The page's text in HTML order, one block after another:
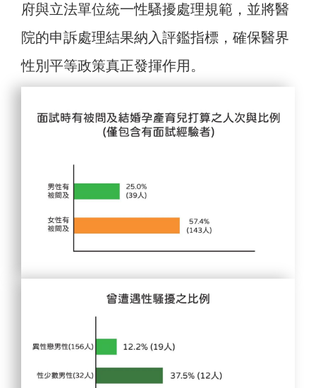
府與立法單位統一性騷擾處理規範，並將醫
院的申訴處理結果納入評鑑指標，確保醫界
性別平等政策真正發揮作用。